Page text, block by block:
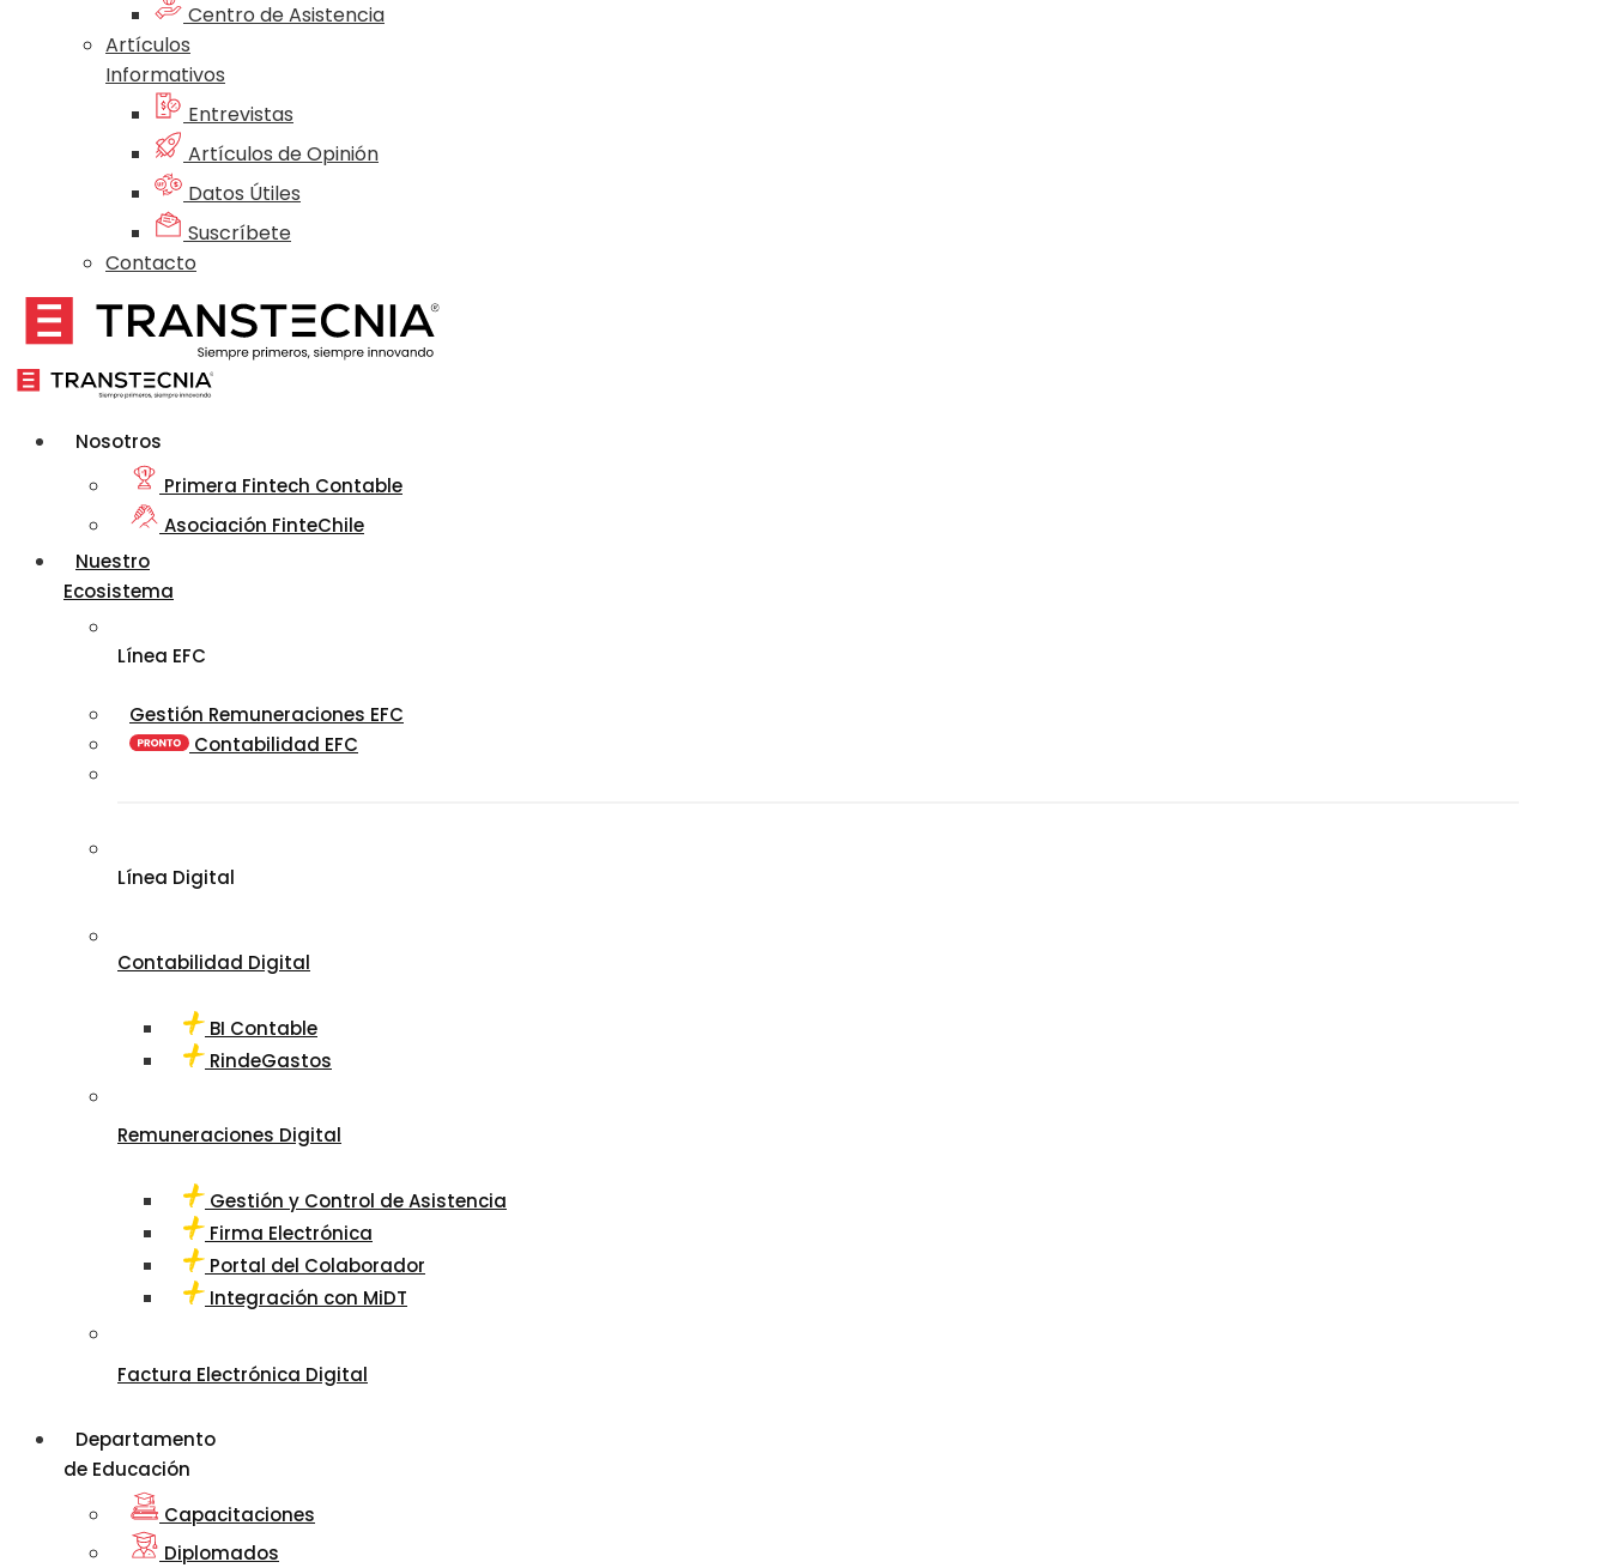
Centro de Asistencia
Artículos
Informativos
Entrevistas
Artículos de Opinión
Datos Útiles
Suscríbete
Contacto
Nosotros
Primera Fintech Contable
Asociación FinteChile
Nuestro
Ecosistema
Línea EFC
Gestión Remuneraciones EFC
Contabilidad EFC
Línea Digital
Contabilidad Digital
BI Contable
RindeGastos
Remuneraciones Digital
Gestión y Control de Asistencia
Firma Electrónica
Portal del Colaborador
Integración con MiDT
Factura Electrónica Digital
Departamento
de Educación
Capacitaciones
Diplomados